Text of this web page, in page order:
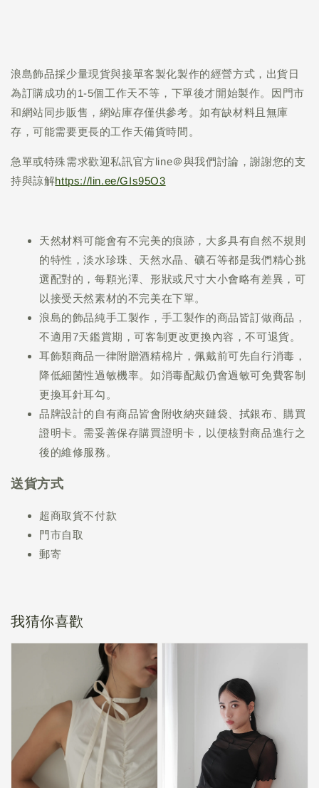
浪島飾品採少量現貨與接單客製化製作的經營方式，出貨日
為訂購成功的1-5個工作天不等，下單後才開始製作。因門市
和網站同步販售，網站庫存僅供參考。如有缺材料且無庫
存，可能需要更長的工作天備貨時間。
急單或特殊需求歡迎私訊官方line＠與我們討論，謝謝您的支
持與諒解https://lin.ee/GIs95O3
天然材料可能會有不完美的痕跡，大多具有自然不規則
的特性，淡水珍珠、天然水晶、礦石等都是我們精心挑
選配對的，每顆光澤、形狀或尺寸大小會略有差異，可
以接受天然素材的不完美在下單。
浪島的飾品純手工製作，手工製作的商品皆訂做商品，
不適用7天鑑賞期，可客制更改更換內容，不可退貨。
耳飾類商品一律附贈酒精棉片，佩戴前可先自行消毒，
降低細菌性過敏機率。如消毒配戴仍會過敏可免費客制
更換耳針耳勾。
品牌設計的自有商品皆會附收納夾鏈袋、拭銀布、購買
證明卡。需妥善保存購買證明卡，以便核對商品進行之
後的維修服務。
送貨方式
超商取貨不付款
門市自取
郵寄
我猜你喜歡